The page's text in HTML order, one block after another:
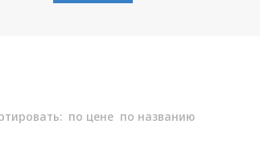
по цене по названию